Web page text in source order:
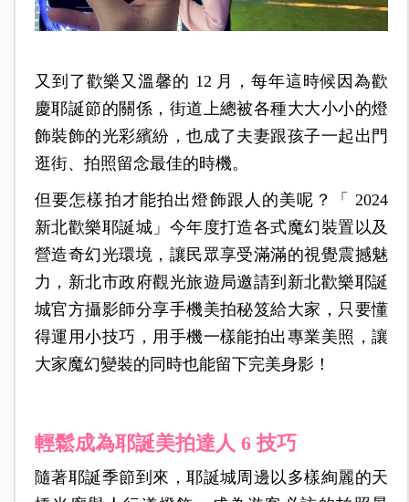
又到了歡樂又溫馨的 12 月，每年這時候因為歡
慶耶誕節的關係，街道上總被各種大大小小的燈
飾裝飾的光彩繽紛，也成了夫妻跟孩子一起出門
逛街、拍照留念最佳的時機。
但要怎樣拍才能拍出燈飾跟人的美呢？「 2024
新北歡樂耶誕城」今年度打造各式魔幻裝置以及
營造奇幻光環境，讓民眾享受滿滿的視覺震撼魅
力，新北市政府觀光旅遊局邀請到新北歡樂耶誕
城官方攝影師分享手機美拍秘笈給大家，只要懂
得運用小技巧，用手機一樣能拍出專業美照，讓
大家魔幻變裝的同時也能留下完美身影！
輕鬆成為耶誕美拍達人 6 技巧
隨著耶誕季節到來，耶誕城周邊以多樣絢麗的天